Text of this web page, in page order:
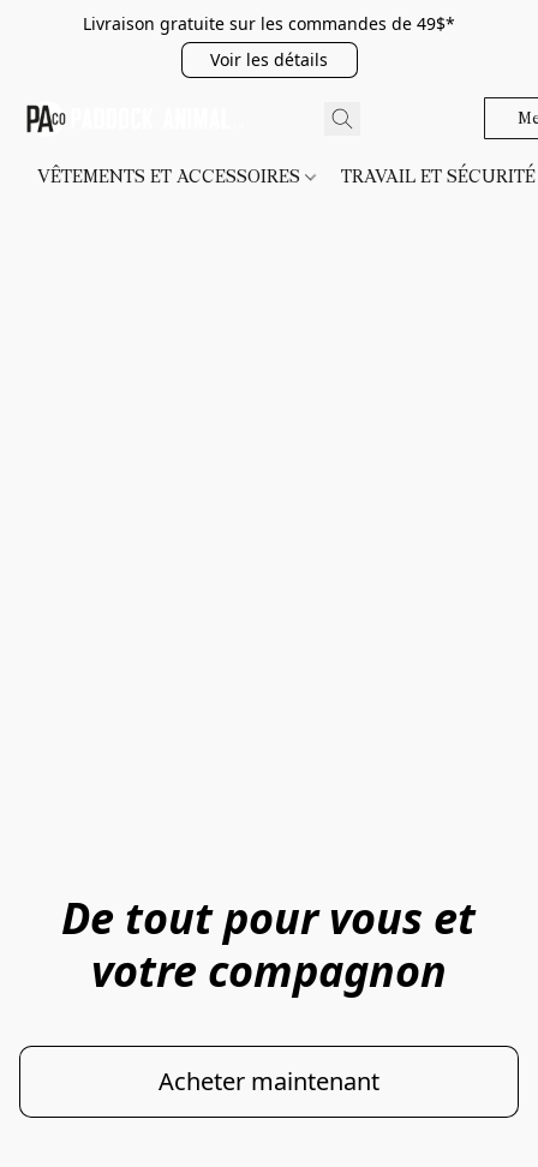
Livraison gratuite sur les commandes de 49$*
Voir les détails
VÊTEMENTS ET ACCESSOIRES TRAVAIL ET
De tout pour vous et
votre compagnon
Acheter maintenant